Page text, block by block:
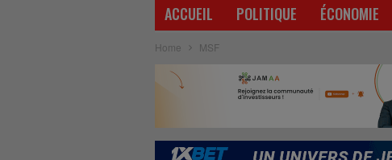
ACCUEIL POLITIQUE ÉCONOMIE
Home MSF